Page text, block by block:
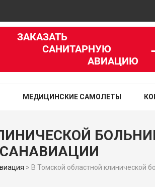
МЕДИЦИНСКИЕ САМОЛЕТЫ
> В Томской областной клинической